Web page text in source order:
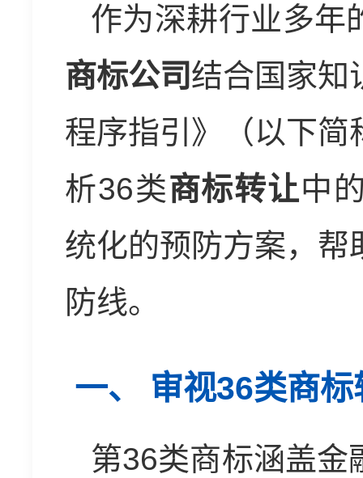
作为深耕行业多年
商标公司结合国家知
程序指引》（以下
析36类商标转让中
统化的预防方案，
防线。
一、 审视36类商
第36类商标涵盖金